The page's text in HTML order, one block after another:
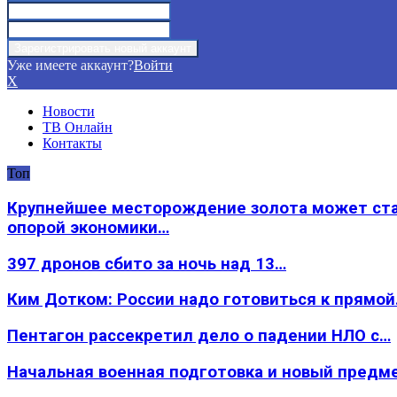
Уже имеете аккаунт?Войти
X
Новости
ТВ Онлайн
Контакты
Топ
Крупнейшее месторождение золота может
опорой экономики…
397 дронов сбито за ночь над 13…
Ким Дотком: России надо готовиться к
Пентагон рассекретил дело о падении НЛО с…
Начальная военная подготовка и новый